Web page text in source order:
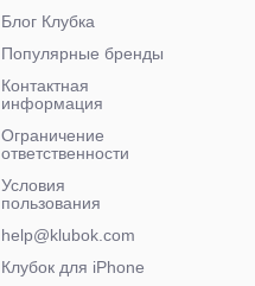
Блог Клубка
Популярные бренды
Контактная
информация
Ограничение
ответственности
Условия
пользования
help@klubok.com
Клубок для iPhone